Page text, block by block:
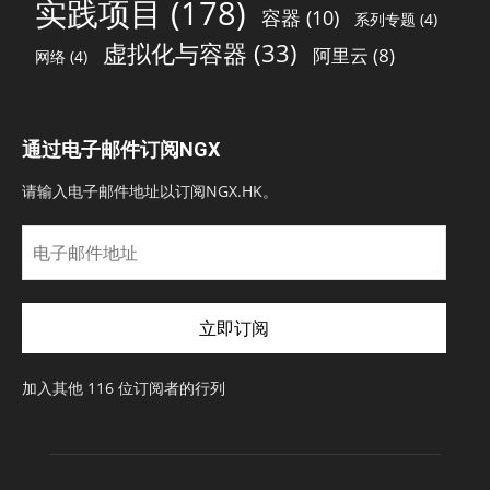
实践项目 (178) 容器 (10) 系列专题 (4)
网络 (4) 虚拟化与容器 (33) 阿里云 (8)
通过电子邮件订阅NGX
请输入电子邮件地址以订阅NGX.HK。
子
邮
件
址
立即订阅
加入其他 116 位订阅者的行列